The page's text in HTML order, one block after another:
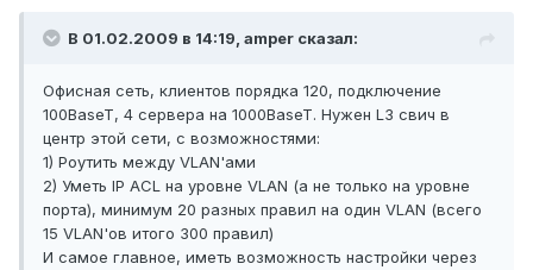
В 01.02.2009 в 14:19, amper сказал:
Офисная сеть, клиентов порядка 120, подключение
100BaseT, 4 сервера нa 1000BaseT. Нужен L3 свич в
центр этой сети, с возможностями:
1) Роутить между VLAN'ами
2) Уметь IP ACL на уровне VLAN (а не только на уровне
порта), минимум 20 разных правил на один VLAN (всего
15 VLAN'ов итого 300 правил)
И самое главное, иметь возможность настройки через